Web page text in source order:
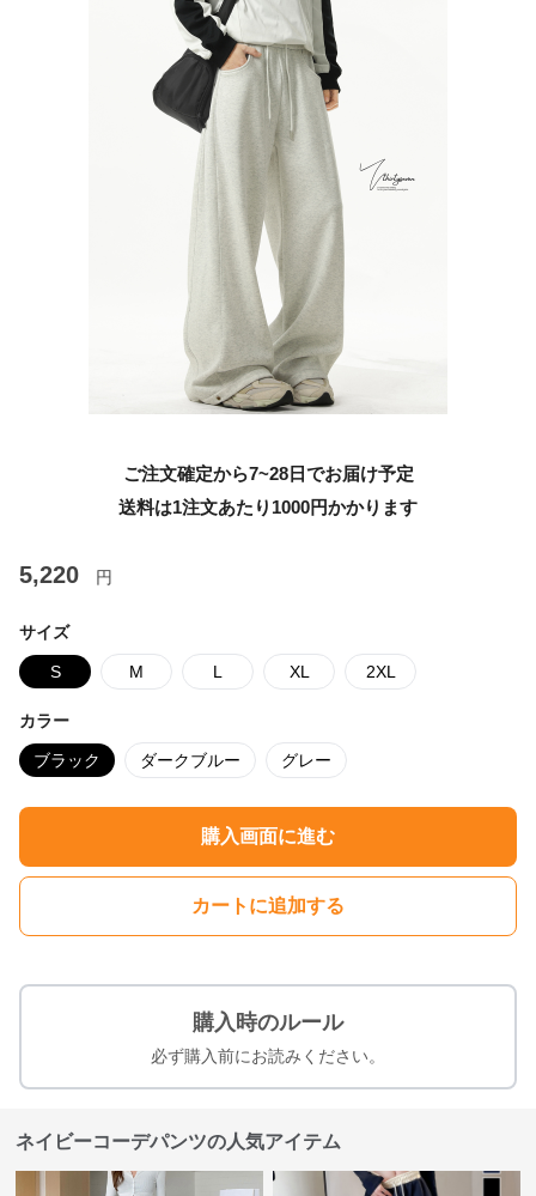
ご注文確定から7~28日でお届け予定
送料は1注文あたり 1000円かかります
5,220 円
サイズ
S M L XL 2XL
カラー
ブラック ダークブルー グレー
購入画面に進む
カートに追加する
購入時のルール
必ず購入前にお読みください。
ネイビーコーデパンツの人気アイテム